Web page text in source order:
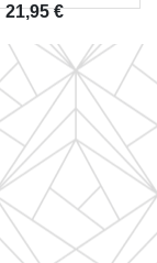
Prix
21,95 €